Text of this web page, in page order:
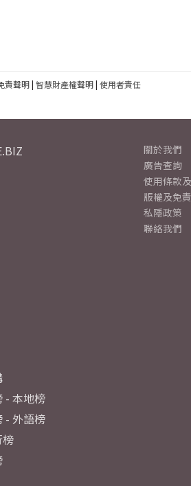
責聲明| 智慧財產權聲明| 使用者責任
- 本地榜
- 外語榜
關於我們
廣告查詢
使用條款
版權及免
私隱政策
聯絡我們